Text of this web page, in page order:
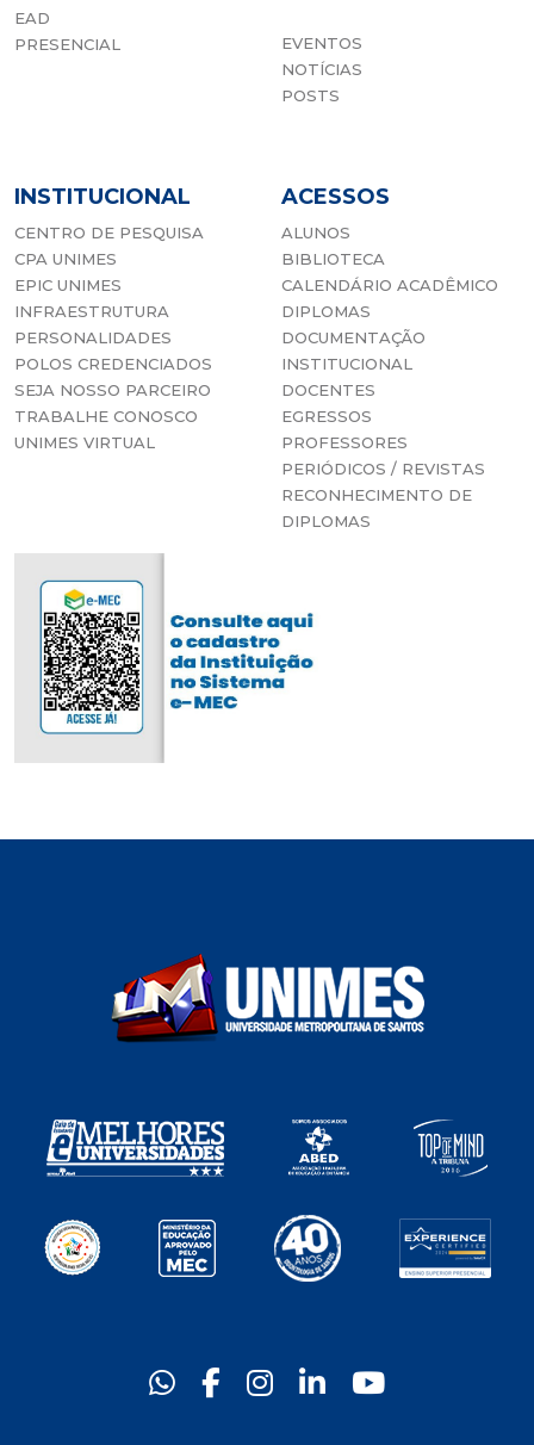
EAD
PRESENCIAL
EVENTOS
NOTÍCIAS
POSTS
INSTITUCIONAL
CENTRO DE PESQUISA
CPA UNIMES
EPIC UNIMES
INFRAESTRUTURA
PERSONALIDADES
POLOS CREDENCIADOS
SEJA NOSSO PARCEIRO
TRABALHE CONOSCO
UNIMES VIRTUAL
ACESSOS
ALUNOS
BIBLIOTECA
CALENDÁRIO ACADÊMICO
DIPLOMAS
DOCUMENTAÇÃO
INSTITUCIONAL
DOCENTES
EGRESSOS
PROFESSORES
PERIÓDICOS / REVISTAS
RECONHECIMENTO DE
DIPLOMAS